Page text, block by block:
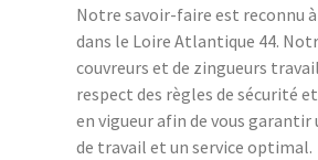
Notre savoir-faire est reconnu
dans le Loire Atlantique 44.
couvreurs et de zingueurs
respect des règles de sécurité
en vigueur afin de vous garantir
de travail et un service optimal.